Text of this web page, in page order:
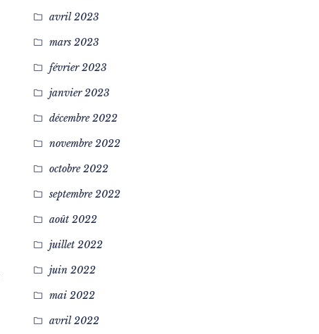
avril 2023
mars 2023
février 2023
janvier 2023
décembre 2022
novembre 2022
octobre 2022
septembre 2022
août 2022
juillet 2022
juin 2022
mai 2022
avril 2022